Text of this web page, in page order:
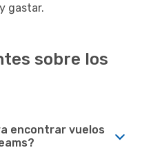
gastar.
sobre los
encontrar vuelos